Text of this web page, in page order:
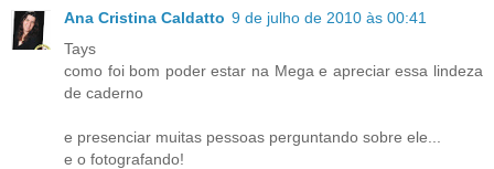
Ana Cristina Caldatto 9 de julho de 2010 às 00:41
Tays
como foi bom poder estar na Mega e apreciar essa lindeza
de caderno
e presenciar muitas pessoas perguntando sobre ele...
e o fotografando!